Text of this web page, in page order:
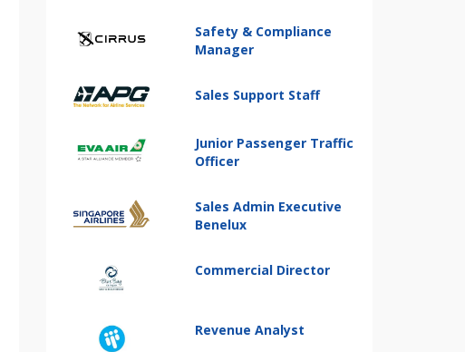
Safety & Compliance
Manager
Sales Support Staff
Junior Passenger Traffic
Officer
Sales Admin Executive
Benelux
Commercial Director
Revenue Analyst